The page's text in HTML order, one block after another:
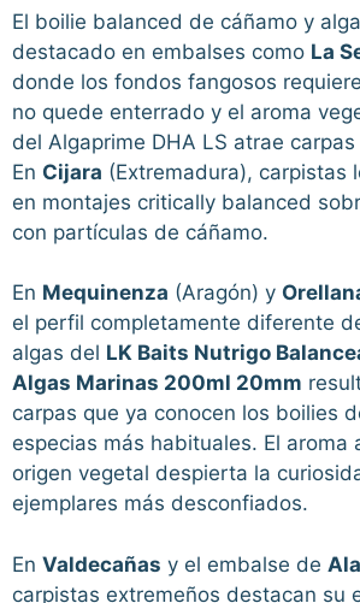
El boilie balanced de cáñamo y
destacado en embalses como La
donde los fondos fangosos
no quede enterrado y el aroma
del Algaprime DHA LS atrae
En Cijara (Extremadura), carpistas
en montajes critically balanced
con partículas de cáñamo.
En Mequinenza (Aragón) y
el perfil completamente diferente
algas del LK Baits Nutrigo
Algas Marinas 200ml 20mm
carpas que ya conocen los boilies
especias más habituales. El aroma
origen vegetal despierta la
ejemplares más desconfiados.
En Valdecañas y el embalse de
carpistas extremeños destacan su